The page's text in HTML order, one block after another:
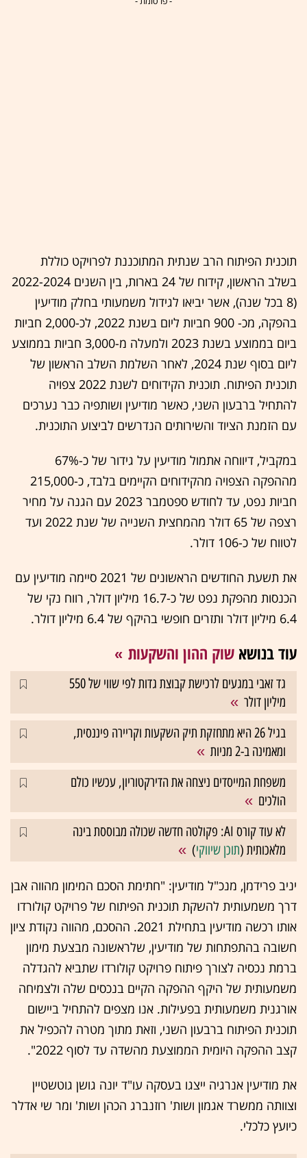
תוכנית הפיתוח הרב שנתית המתוכננת לפרויקט כוללת
בשלב הראשון, קידוח של 24 בארות, בין השנים 2022-2024
(8 בכל שנה), אשר יביאו לגידול משמעותי בחלק מודיעין
בהפקה, מכ- 900 חביות ליום בשנת 2022, לכ-2,000 חביות
ביום בממוצע בשנת 2023 ולמעלה מ-3,000 חביות בממוצע
ליום בסוף שנת 2024, לאחר השלמת השלב הראשון של
תוכנית הפיתוח. תוכנית הקידוחים לשנת 2022 צפויה
להתחיל ברבעון השני, כאשר מודיעין ושותפיה כבר נערכים
עם הזמנת הציוד והשירותים הנדרשים לביצוע התוכנית.
במקביל, דיווחה אתמול מודיעין על גידור של כ-67%
מההפקה הצפויה מהקידוחים הקיימים בלבד, כ-215,000
חביות נפט, עד לחודש ספטמבר 2023 עם הגנה על מחיר
רצפה של 65 דולר מהמחצית השנייה של שנת 2022 ועד
לטווח של כ-106 דולר.
את תשעת החודשים הראשונים של 2021 סיימה מודיעין עם
הכנסות מהפקת נפט של כ-16.7 מיליון דולר, רווח נקי של
6.4 מיליון דולר ותזרים חופשי בהיקף של 6.4 מיליון דולר.
עוד בנושא שוק ההון והשקעות
גד זאבי במגעים לרכישת קבוצת גדות לפי שווי של 550
מיליון דולר
בגיל 26 היא מתחזקת תיק השקעות וקריירה פיננסית,
ומאמינה ב-2 מניות
משפחת המייסדים ניצחה את הדירקטוריון, עכשיו כולם
הולכים
לא עוד קורס AI: פקולטה חדשה שכולה מבוססת בינה
מלאכותית (תוכן שיווקי)
יניב פרידמן, מנכ"ל מודיעין: "חתימת הסכם המימון מהווה אבן
דרך משמעותית להשקת תוכנית הפיתוח של פרויקט קולורדו
אותו רכשה מודיעין בתחילת 2021. ההסכם, מהווה נקודת ציון
חשובה בהתפתחות של מודיעין, שלראשונה מבצעת מימון
ברמת נכסיה לצורך פיתוח פרויקט קולורדו שתביא להגדלה
משמעותית של היקף ההפקה הקיים בנכסים שלה ולצמיחה
אורגנית משמעותית בפעילות. אנו מצפים להתחיל ביישום
תוכנית הפיתוח ברבעון השני, וזאת מתוך מטרה להכפיל את
קצב ההפקה היומית הממוצעת מהשדה עד לסוף 2022".
את מודיעין אנרגיה ייצגו בעסקה עו"ד יונה גושן גוטשטיין
וצוותה ממשרד אגמון ושות' רוזנברג הכהן ושות' ומר שי אדלר
כיועץ כלכלי.